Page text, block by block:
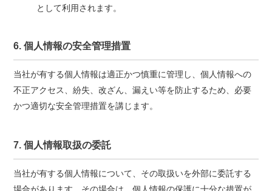
として利用されます。
6. 個人情報の安全管理措置
当社が有する個人情報は適正かつ慎重に管理し、個人情報への
不正アクセス、紛失、改ざん、漏えい等を防止するため、必要
かつ適切な安全管理措置を講じます。
7. 個人情報取扱の委託
当社が有する個人情報について、その取扱いを外部に委託する